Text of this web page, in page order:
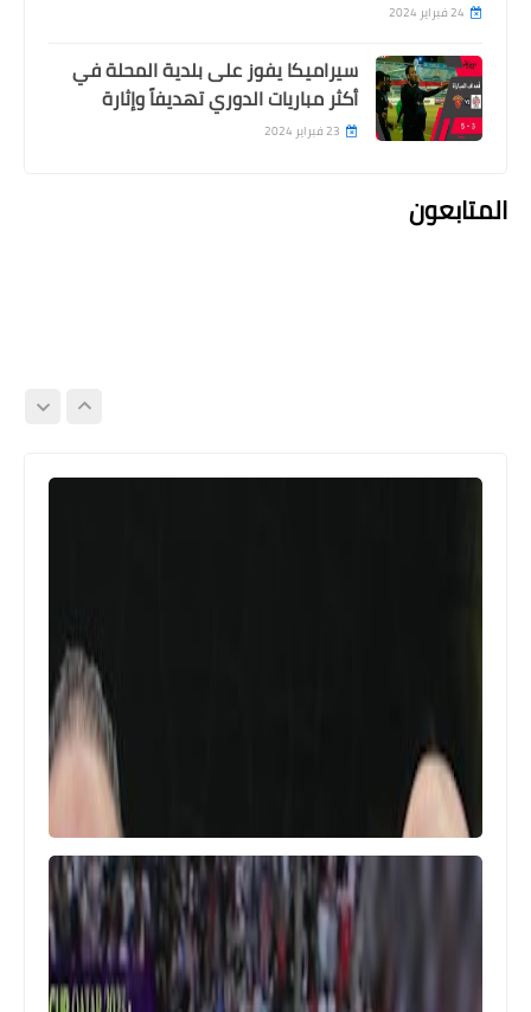
24 فبراير 2024
سيراميكا يفوز على بلدية المحلة في
أكثر مباريات الدوري تهديفاً وإثارة
23 فبراير 2024
المتابعون
موديست يتألق و يسجل ثنائية ويقود
الاهلى لفوز ودى على سموحة